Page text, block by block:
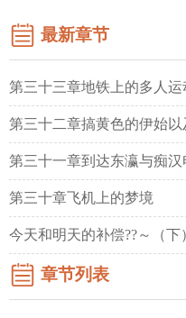
最新章节
第三十三章地铁上的多人运
第三十二章搞黄色的伊始
第三十一章到达东瀛与痴汉
第三十章飞机上的梦境
今天和明天的补偿??～（下
章节列表